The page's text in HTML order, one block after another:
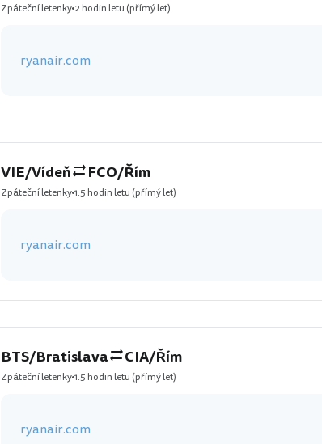
Zpáteční letenky 2 hodin letu (přímý let)
ryanair.com
VIE/Vídeň FCO/Řím
Zpáteční letenky1.5 hodin letu (přímý let)
ryanair.com
BTS/Bratislava CIA/Řím
Zpáteční letenky1.5 hodin letu (přímý let)
ryanair.com